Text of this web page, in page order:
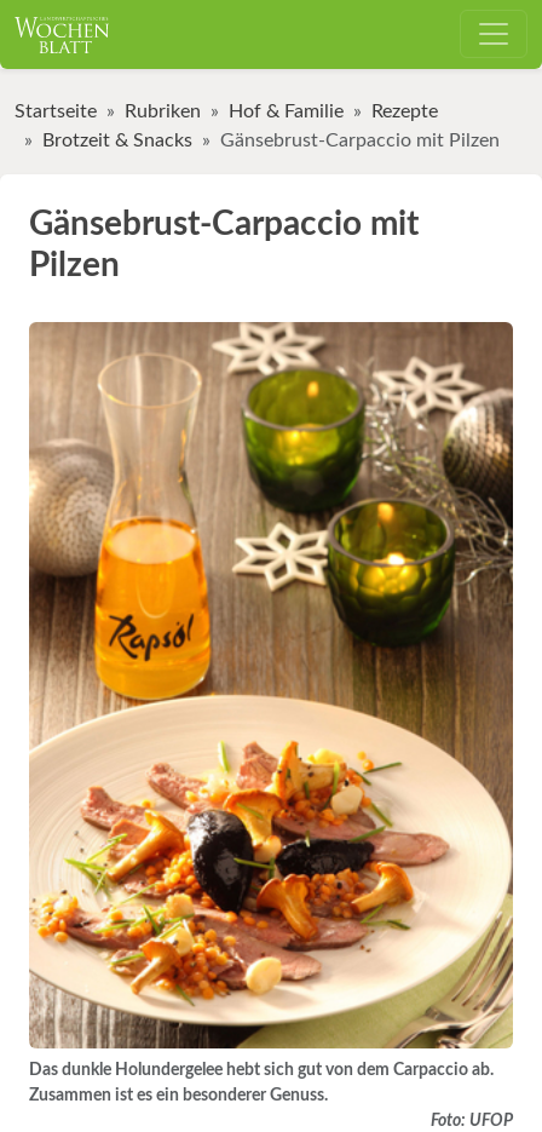
Startseite Rubriken Hof & Familie
Rezepte
Brotzeit & Snacks
Gänsebrust-Carpaccio mit Pilzen
Gänsebrust-Carpaccio mit
Pilzen
Das dunkle Holundergelee hebt sich gut von dem Carpaccio ab.
Zusammen ist es ein besonderer Genuss.
Foto: UFOP